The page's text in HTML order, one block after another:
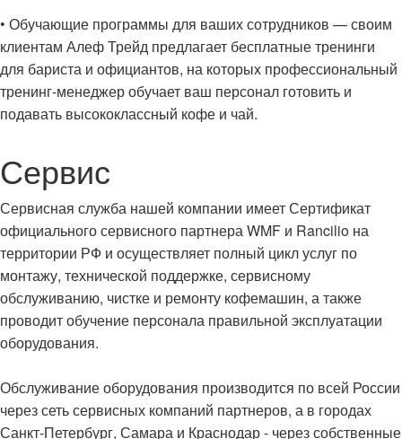
• Обучающие программы для ваших сотрудников — своим
клиентам Алеф Трейд предлагает бесплатные тренинги
для бариста и официантов, на которых профессиональный
тренинг-менеджер обучает ваш персонал готовить и
подавать высококлассный кофе и чай.
Сервис
Сервисная служба нашей компании имеет Сертификат
официального сервисного партнера WMF и Rancilio на
территории РФ и осуществляет полный цикл услуг по
монтажу, технической поддержке, сервисному
обслуживанию, чистке и ремонту кофемашин, а также
проводит обучение персонала правильной эксплуатации
оборудования.
Обслуживание оборудования производится по всей России
через сеть сервисных компаний партнеров, а в городах
Санкт-Петербург, Самара и Краснодар - через собственные